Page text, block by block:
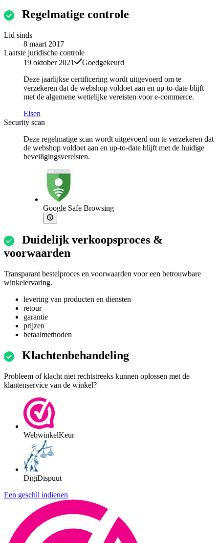
Regelmatige controle
Lid sinds
8 maart 2017
Laatste juridische controle
19 oktober 2021
Goedgekeurd
Deze jaarlijkse certificering wordt uitgevoerd om te
verzekeren dat de webshop voldoet aan en up-to-date blijft
met de algemene wettelijke vereisten voor e-commerce.
Eisen
Security scan
Deze regelmatige scan wordt uitgevoerd om te verzekeren dat
de webshop voldoet aan en up-to-date blijft met de huidige
beveiligingsvereisten.
Google Safe Browsing
Duidelijk verkoopsproces &
voorwaarden
Transparant bestelproces en voorwaarden voor een betrouwbare
winkelervaring.
levering van producten en diensten
retour
garantie
prijzen
betaalmethoden
Klachtenbehandeling
Probleem of klacht niet rechtstreeks kunnen oplossen met de
klantenservice van de winkel?
WebwinkelKeur
DigiDispuut
Een geschil indienen